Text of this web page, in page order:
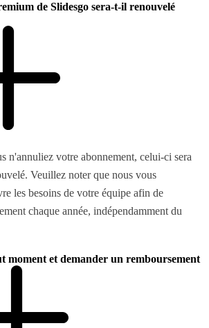
de Slidesgo sera-t-il renouvelé
n'annuliez votre abonnement, celui-ci sera
Veuillez noter que nous vous
les besoins de votre équipe afin de
chaque année, indépendamment du
moment et demander un remboursement